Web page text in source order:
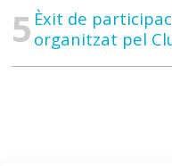
Èxit de
organitzat pel